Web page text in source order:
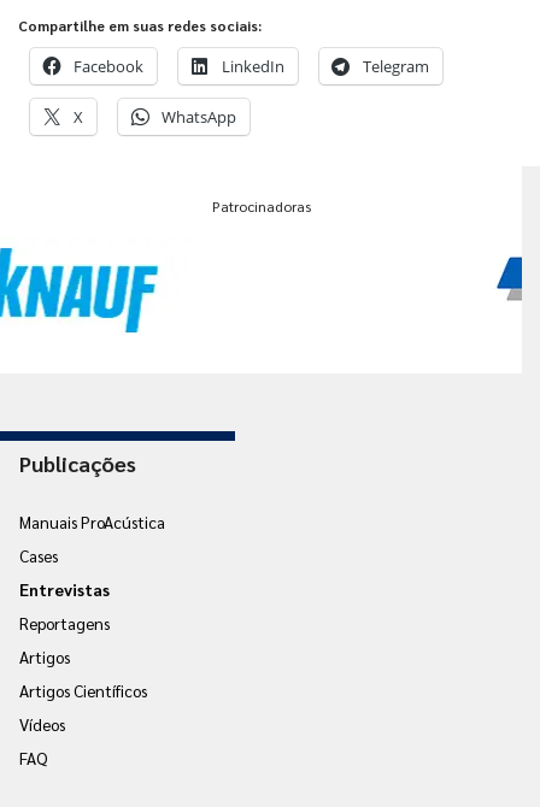
Compartilhe em suas redes sociais:
Facebook LinkedIn Telegram
X WhatsApp
Patrocinadoras
Publicações
Manuais ProAcústica
Cases
Entrevistas
Reportagens
Artigos
Artigos Científicos
Vídeos
FAQ